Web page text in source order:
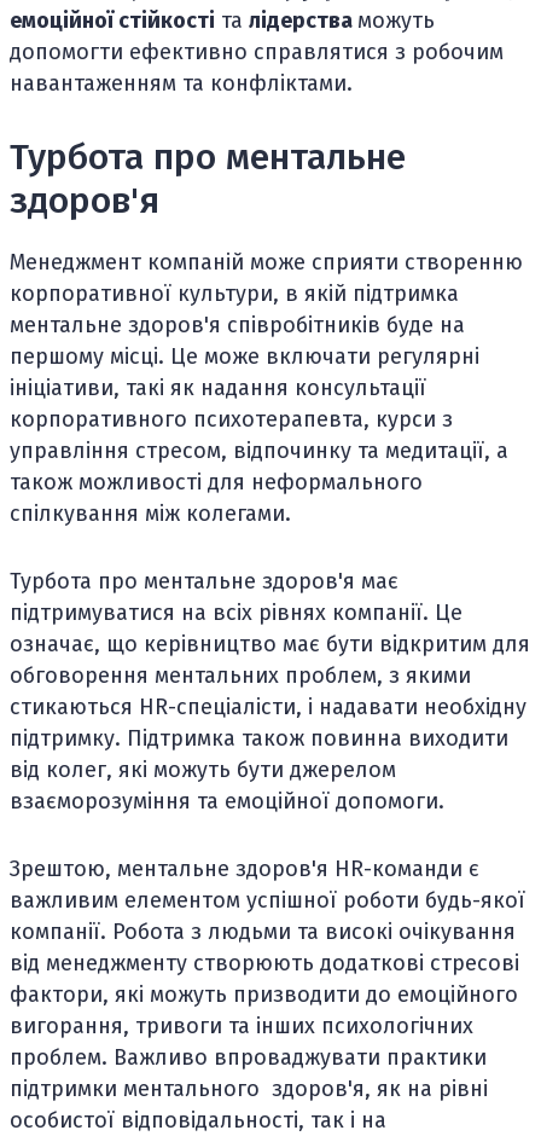
емоційної стійкості та лідерства можуть
допомогти ефективно справлятися з робочим
навантаженням та конфліктами.
Турбота про ментальне
здоров'я
Менеджмент компаній може сприяти створенню
корпоративної культури, в якій підтримка
ментальне здоров'я співробітників буде на
першому місці. Це може включати регулярні
ініціативи, такі як надання консультації
корпоративного психотерапевта, курси з
управління стресом, відпочинку та медитації, а
також можливості для неформального
спілкування між колегами.
Турбота про ментальне здоров'я має
підтримуватися на всіх рівнях компанії. Це
означає, що керівництво має бути відкритим для
обговорення ментальних проблем, з якими
стикаються HR-спеціалісти, і надавати необхідну
підтримку. Підтримка також повинна виходити
від колег, які можуть бути джерелом
взаєморозуміння та емоційної допомоги.
Зрештою, ментальне здоров'я HR-команди є
важливим елементом успішної роботи будь-якої
компанії. Робота з людьми та високі очікування
від менеджменту створюють додаткові стресові
фактори, які можуть призводити до емоційного
вигорання, тривоги та інших психологічних
проблем. Важливо впроваджувати практики
підтримки ментального здоров'я, як на рівні
особистої відповідальності, так і на